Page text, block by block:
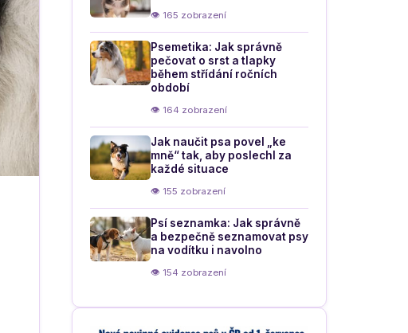
👁 165 zobrazení
Psemetika: Jak správně
pečovat o srst a tlapky
během střídání ročních
období
👁 164 zobrazení
Jak naučit psa povel „ke
mně“ tak, aby poslechl za
každé situace
👁 155 zobrazení
Psí seznamka: Jak správně
a bezpečně seznamovat psy
na vodítku i navolno
👁 154 zobrazení